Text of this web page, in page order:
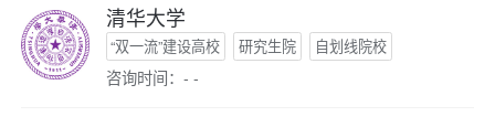
清华大学
“双一流”建设高校 研究生院 自划线院校
咨询时间：- -